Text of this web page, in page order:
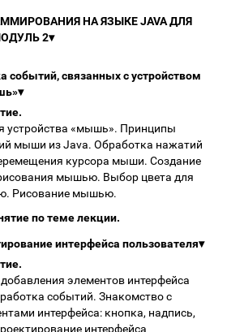
НА ЯЗЫКЕ JAVA ДЛЯ
2▾
событий, связанных с устройством
▾
устройства «мышь». Принципы
мыши из Java. Обработка нажатий
курсора мыши. Создание
мышью. Выбор цвета для
Рисование мышью.
по теме лекции.
интерфейса пользователя▾
элементов интерфейса
событий. Знакомство с
интерфейса: кнопка, надпись,
интерфейса